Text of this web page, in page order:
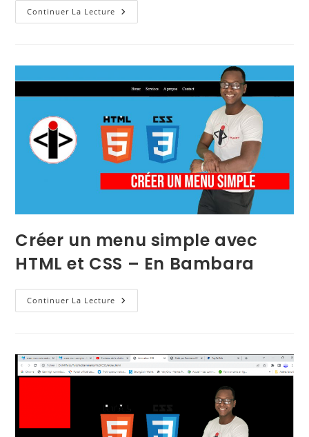
Continuer La Lecture
Créer un menu simple avec
HTML et CSS – En Bambara
Continuer La Lecture